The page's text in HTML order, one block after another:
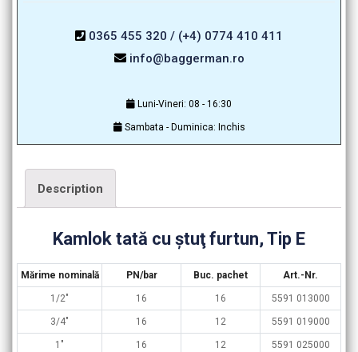
0365 455 320 / (+4) 0774 410 411
info@baggerman.ro
Luni-Vineri: 08 - 16:30
Sambata - Duminica: Inchis
Description
Kamlok tată cu ştuţ furtun, Tip E
Mărime nominală PN/bar Buc. pachet Art.-Nr.
1/2″ 16 16 5591 013000
3/4″ 16 12 5591 019000
1″ 16 12 5591 025000